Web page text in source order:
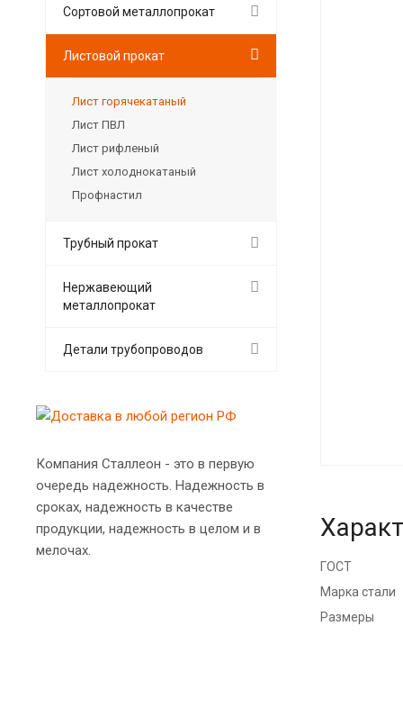
ГОСТ
Марка стали
Размеры
Сортовой металлопрокат
Листовой прокат
Лист горячекатаный
Лист ПВЛ
Лист рифленый
Лист холоднокатаный
Профнастил
Трубный прокат
Нержавеющий
металлопрокат
Детали трубопроводов
Компания Сталлеон - это в первую
очередь надежность. Надежность в
сроках, надежность в качестве
продукции, надежность в целом и в
мелочах.